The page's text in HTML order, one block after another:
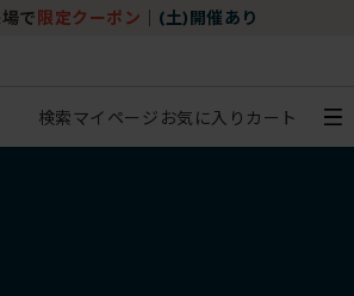
で 限定クーポン (土)開催あり
検索マイページ お気に入り カート